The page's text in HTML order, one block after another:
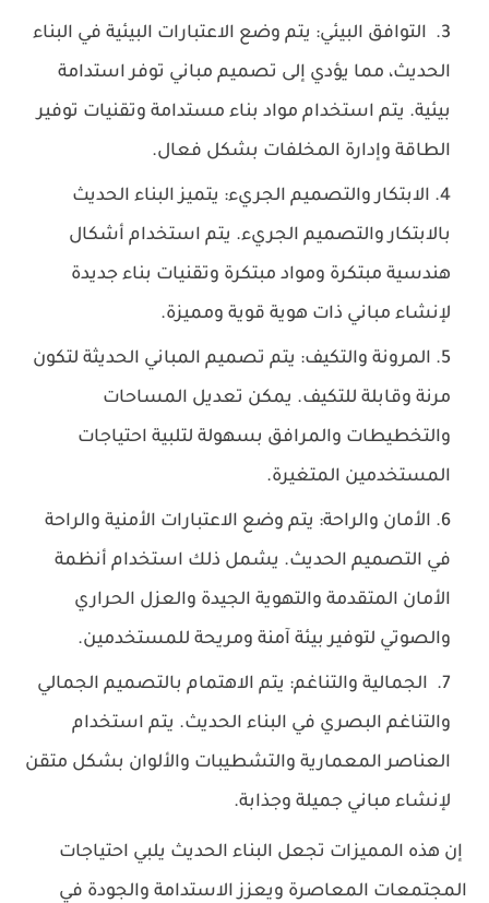
التوافق البيئي: يتم وضع الاعتبارات البيئية في البناء
الحديث، مما يؤدي إلى تصميم مباني توفر استدامة
بيئية. يتم استخدام مواد بناء مستدامة وتقنيات توفير
الطاقة وإدارة المخلفات بشكل فعال.
الابتكار والتصميم الجريء: يتميز البناء الحديث
بالابتكار والتصميم الجريء. يتم استخدام أشكال
هندسية مبتكرة ومواد مبتكرة وتقنيات بناء جديدة
لإنشاء مباني ذات هوية قوية ومميزة.
المرونة والتكيف: يتم تصميم المباني الحديثة لتكون
مرنة وقابلة للتكيف. يمكن تعديل المساحات
والتخطيطات والمرافق بسهولة لتلبية احتياجات
المستخدمين المتغيرة.
الأمان والراحة: يتم وضع الاعتبارات الأمنية والراحة
في التصميم الحديث. يشمل ذلك استخدام أنظمة
الأمان المتقدمة والتهوية الجيدة والعزل الحراري
والصوتي لتوفير بيئة آمنة ومريحة للمستخدمين.
الجمالية والتناغم: يتم الاهتمام بالتصميم الجمالي
والتناغم البصري في البناء الحديث. يتم استخدام
العناصر المعمارية والتشطيبات والألوان بشكل متقن
لإنشاء مباني جميلة وجذابة.
إن هذه المميزات تجعل البناء الحديث يلبي احتياجات
المجتمعات المعاصرة ويعزز الاستدامة والجودة في